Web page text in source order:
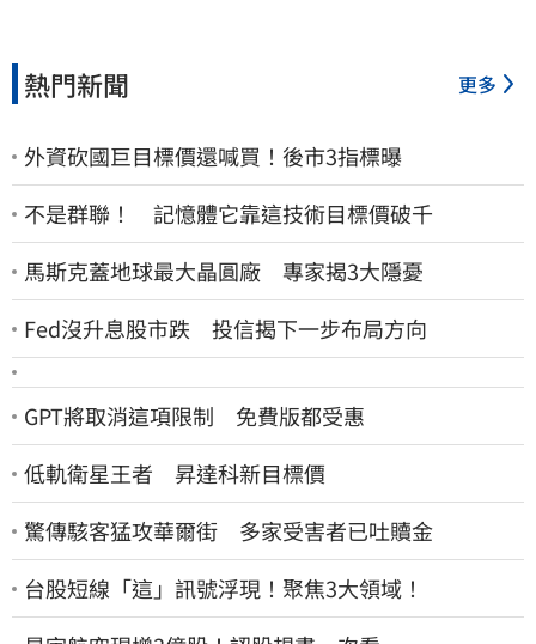
熱門新聞 更多
外資砍國巨目標價還喊買！後市3指標曝
不是群聯！ 記憶體它靠這技術目標價破千
馬斯克蓋地球最大晶圓廠 專家揭3大隱憂
Fed沒升息股市跌 投信揭下一步布局方向
GPT將取消這項限制 免費版都受惠
低軌衛星王者 昇達科新目標價
驚傳駭客猛攻華爾街 多家受害者已吐贖金
台股短線「這」訊號浮現！聚焦3大領域！